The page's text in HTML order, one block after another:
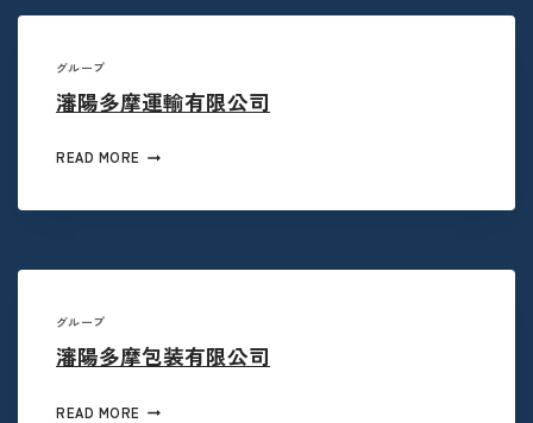
グループ
瀋陽多摩運輸有限公司
READ MORE
グループ
瀋陽多摩包装有限公司
READ MORE